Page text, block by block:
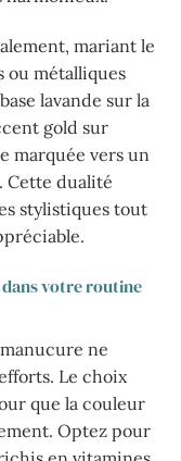
mariant le
ou métalliques
lavande sur la
gold sur
marquée vers un
Cette dualité
stylistiques tout
votre routine
ne
Le choix
que la couleur
Optez pour